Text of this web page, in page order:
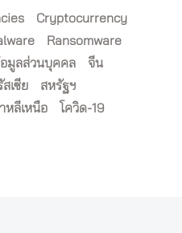
Cryptocurrency
Ransomware
มูลส่วนบุคคล
จีน
สเซีย
สหรัฐฯ
หลีเหนือ โควิด-19